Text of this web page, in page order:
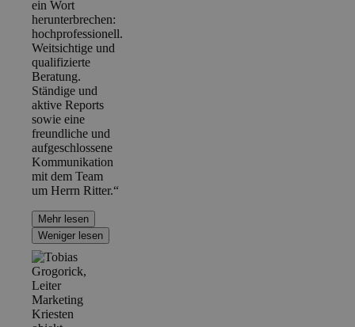
ein Wort
herunterbrechen:
hochprofessionell.
Weitsichtige und
qualifizierte
Beratung.
Ständige und
aktive Reports
sowie eine
freundliche und
aufgeschlossene
Kommunikation
mit dem Team
um Herrn Ritter.“
Mehr lesen
Weniger lesen